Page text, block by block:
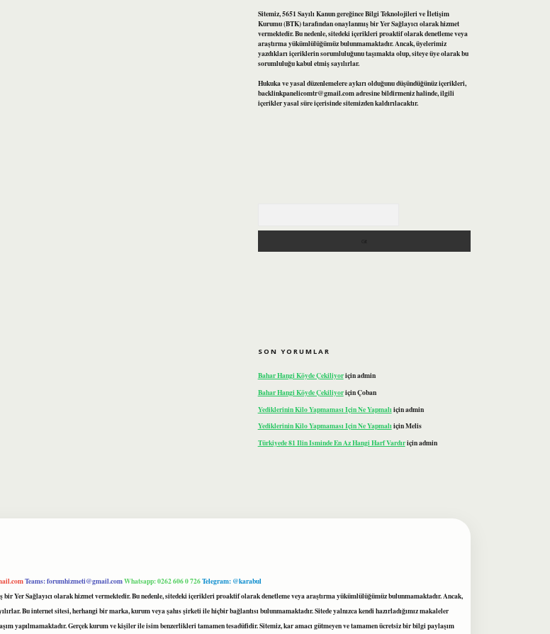
Sitemiz, 5651 Sayılı Kanun gereğince Bilgi Teknolojileri ve İletişim
Kurumu (BTK) tarafından onaylanmış bir Yer Sağlayıcı olarak hizmet
vermektedir. Bu nedenle, sitedeki içerikleri proaktif olarak denetleme veya
araştırma yükümlülüğümüz bulunmamaktadır. Ancak, üyelerimiz
yazdıkları içeriklerin sorumluluğunu taşımakta olup, siteye üye olarak bu
sorumluluğu kabul etmiş sayılırlar.
Hukuka ve yasal düzenlemelere aykırı olduğunu düşündüğünüz içerikleri,
backlinkpanelicomtr@gmail.comadresine bildirmeniz halinde, ilgili
içerikler yasal süre içerisinde sitemizden kaldırılacaktır.
SON YORUMLAR
Bahar Hangi Köyde Çekiliyoriçinadmin
Bahar Hangi Köyde ÇekiliyoriçinÇoban
Yediklerinin Kilo Yapmaması Için Ne Yapmalı içinadmin
Yediklerinin Kilo Yapmaması Için Ne YapmalıiçinMelis
Türkiyede 81 Ilin Isminde En Az Hangi Harf Vardıriçinadmin
Teams:forumhizmeti@gmail.comWhatsapp: 0262 606 0 726Telegram: @karabul
Yer Sağlayıcı olarak hizmet vermektedir. Bu nedenle, sitedeki içerikleri proaktif olarak denetleme veya araştırma yükümlülüğümüz bulunmamaktadır. Ancak,
Bu internet sitesi, herhangi bir marka, kurum veya şahıs şirketi ile hiçbir bağlantısı bulunmamaktadır. Sitede yalnızca kendi hazırladığımız makaleler
yapılmamaktadır. Gerçek kurum ve kişiler ile isim benzerlikleri tamamen tesadüfidir. Sitemiz, kar amacı gütmeyen ve tamamen ücretsiz bir bilgi paylaşım